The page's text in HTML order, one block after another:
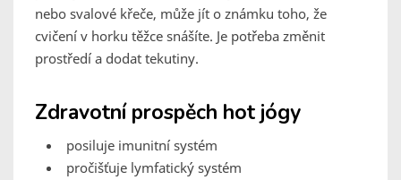
nebo svalové křeče, může jít o známku toho, že
cvičení v horku těžce snášíte. Je potřeba změnit
prostředí a dodat tekutiny.
Zdravotní prospěch hot jógy
posiluje imunitní systém
pročišťuje lymfatický systém